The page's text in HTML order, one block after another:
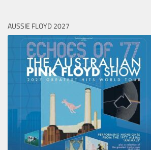
AUSSIE FLOYD 2027